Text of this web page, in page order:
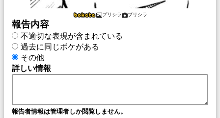
プリシラ プリシラ
報告内容
不適切な表現が含まれている
過去に同じボケがある
その他
詳しい情報
報告者情報は管理者しか閲覧しません。